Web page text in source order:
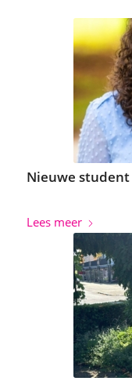
Nieuwe student
Lees meer